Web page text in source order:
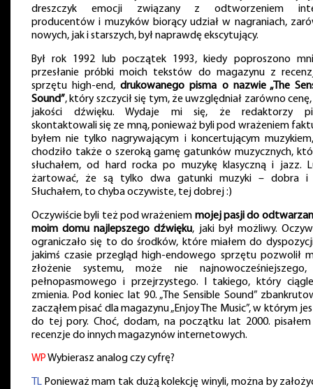
dreszczyk emocji związany z odtworzeniem
producentów i muzyków biorący udział w nagraniach,
nowych, jak i starszych, był naprawdę ekscytujący.
Był rok 1992 lub początek 1993, kiedy poproszono
przesłanie próbki moich tekstów do magazynu z
sprzętu high-end,drukowanego pisma o nazwie „The
Sound”, który szczycił się tym, że uwzględniał zarówno
jakości dźwięku. Wydaje mi się, że redaktorzy
skontaktowali się ze mną, ponieważ byli pod wrażeniem
byłem nie tylko nagrywającym i koncertującym
chodziło także o szeroką gamę gatunków muzycznych,
słuchałem, od hard rocka po muzykę klasyczną i jazz.
żartować, że są tylko dwa gatunki muzyki – dobra i
Słuchałem, to chyba oczywiste, tej dobrej :)
Oczywiście byli też pod wrażeniem mojej pasji do
moim domu najlepszego dźwięku, jaki był możliwy.
ograniczało się to do środków, które miałem do
jakimś czasie przegląd high-endowego sprzętu pozwolił
złożenie systemu, może nie
pełnopasmowego i przejrzystego. I takiego, który
zmienia. Pod koniec lat 90. „The Sensible Sound”
zacząłem pisać dla magazynu „Enjoy The Music”, w którym
do tej pory. Choć, dodam, na początku lat 2000.
recenzje do innych magazynów internetowych.
WPWybierasz analog czy cyfrę?
TL Ponieważ mam tak dużą kolekcję winyli, można by